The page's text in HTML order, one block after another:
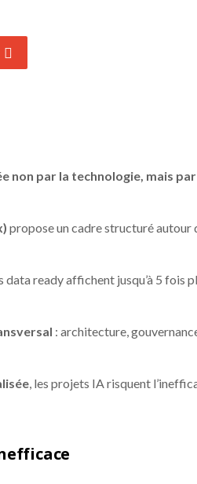
non par la technologie, mais
propose un cadre structuré autour
data ready affichent jusqu’à 5 fois
: architecture,
, les projets IA risquent